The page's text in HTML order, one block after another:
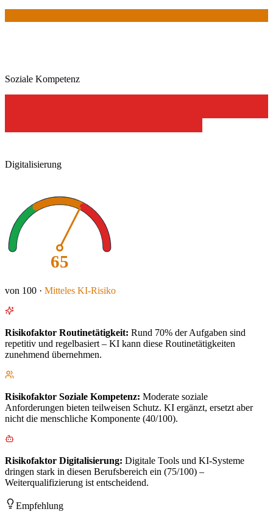
Soziale Kompetenz
Digitalisierung
65
von 100 · Mitteles KI-Risiko
Risikofaktor Routinetätigkeit: Rund 70% der Aufgaben sind
repetitiv und regelbasiert – KI kann diese Routinetätigkeiten
zunehmend übernehmen.
Risikofaktor Soziale Kompetenz: Moderate soziale
Anforderungen bieten teilweisen Schutz. KI ergänzt, ersetzt aber
nicht die menschliche Komponente (40/100).
Risikofaktor Digitalisierung: Digitale Tools und KI-Systeme
dringen stark in diesen Berufsbereich ein (75/100) –
Weiterqualifizierung ist entscheidend.
Empfehlung